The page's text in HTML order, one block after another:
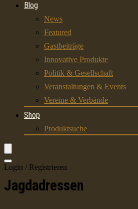
Blog
News
Featured
Gastbeiträge
Innovative Produkte
Politik & Gesellschaft
Veranstaltungen & Events
Vereine & Verbände
Shop
Produktsuche
Login / Registrieren
Jagdadressen